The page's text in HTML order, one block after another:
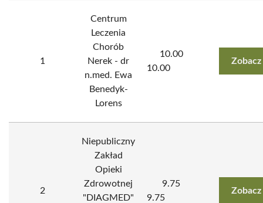
1
Centrum
Leczenia
Chorób
Nerek - dr
n.med. Ewa
Benedyk-
Lorens
10.00
10.00
2
Niepubliczny
Zakład
Opieki
Zdrowotnej
"DIAGMED"
9.75
9.75